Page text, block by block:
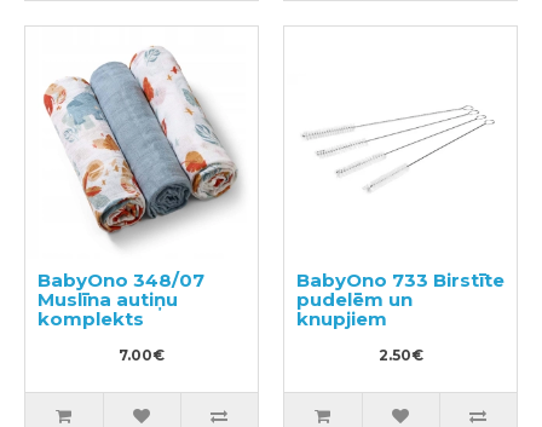
BabyOno 348/07
Muslīna autiņu
komplekts
7.00€
BabyOno 733 Birstīte
pudelēm un
knupjiem
2.50€